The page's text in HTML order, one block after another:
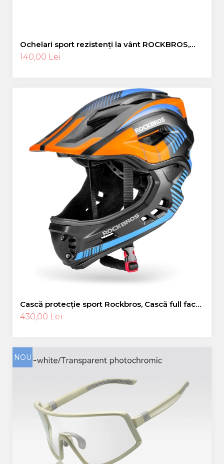
Ochelari sport rezistenți la vânt ROCKBROS,
ochelari polarizați pentru ciclism, ochelari de
soare pentru exterior -
140,00 Lei
Cască protecție sport Rockbros, Cască full face,
albastru 55-58 cm
430,00 Lei
NOU